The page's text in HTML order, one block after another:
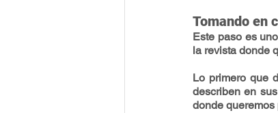
Tomando en
Este paso es
la revista donde
Lo primero que
describen en
donde queremos